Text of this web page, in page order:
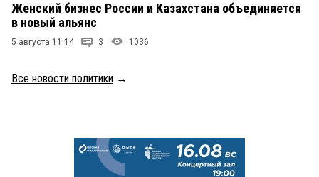
Женский бизнес России и Казахстана объединяется
в новый альянс
5 августа 11:14 3 1036
Все новости политики →